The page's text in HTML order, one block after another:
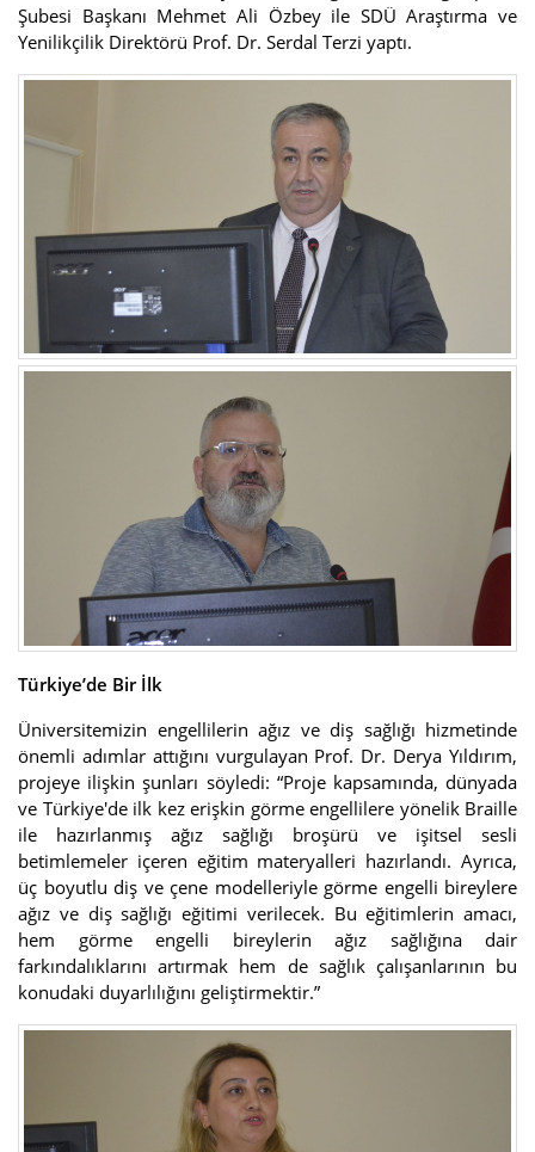
Şubesi Başkanı Mehmet Ali Özbey ile SDÜ Araştırma ve
Yenilikçilik Direktörü Prof. Dr. Serdal Terzi yaptı.
Türkiye’de Bir İlk
Üniversitemizin engellilerin ağız ve diş sağlığı hizmetinde
önemli adımlar attığını vurgulayan Prof. Dr. Derya Yıldırım,
projeye ilişkin şunları söyledi: “Proje kapsamında, dünyada
ve Türkiye'de ilk kez erişkin görme engellilere yönelik Braille
ile hazırlanmış ağız sağlığı broşürü ve işitsel sesli
betimlemeler içeren eğitim materyalleri hazırlandı. Ayrıca,
üç boyutlu diş ve çene modelleriyle görme engelli bireylere
ağız ve diş sağlığı eğitimi verilecek. Bu eğitimlerin amacı,
hem görme engelli bireylerin ağız sağlığına dair
farkındalıklarını artırmak hem de sağlık çalışanlarının bu
konudaki duyarlılığını geliştirmektir.”